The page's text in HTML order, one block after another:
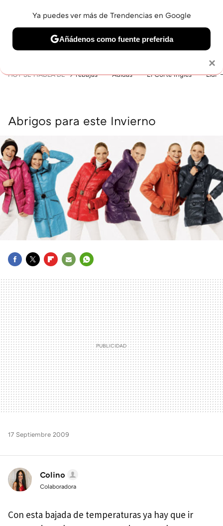
BELLEZA SHOPPING VIAJES GASTRO SNEAKERS
HOY SE HABLA DE rebajas Adidas El Corte Inglés Lidl
Abrigos para este Invierno
MAIL
17 Septiembre 2009
Colino
Colaboradora
Con esta bajada de temperaturas ya hay que ir
×
Ya puedes ver más de Trendencias en Google
Añádenos como fuente preferida